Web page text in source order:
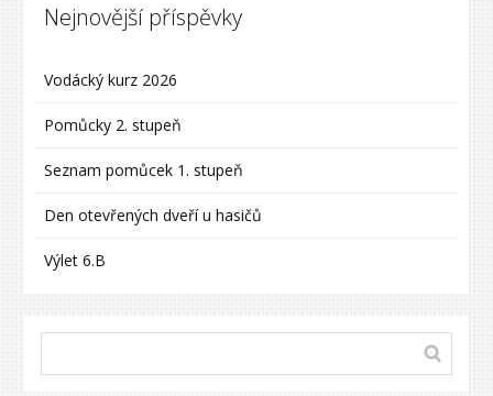
Nejnovější příspěvky
Vodácký kurz 2026
Pomůcky 2. stupeň
Seznam pomůcek 1. stupeň
Den otevřených dveří u hasičů
Výlet 6.B